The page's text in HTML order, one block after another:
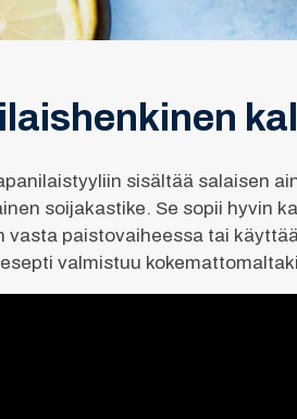
sisältää salaisen
soijakastike. Se sopii hyvin
vasta paistovaiheessa tai
valmistuu